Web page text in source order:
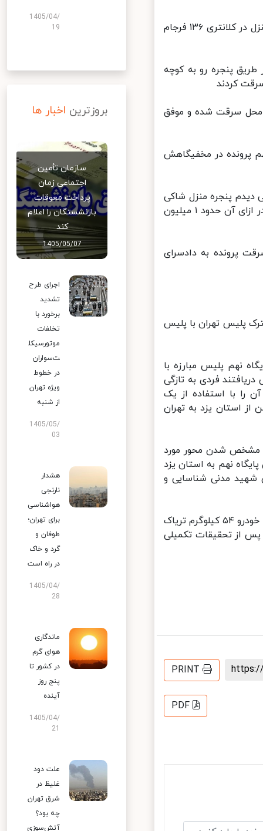
سرهنگ «سعید مجیدی» گفت: دهم مرداد ماه پرونده‌ای با موضوع سرقت منزل در کلانتری ۱۳۶ فرجام
پنجره رو به کوچه
سرقت شده و موفق
پرونده در مخفیگاهش
پنجره منزل شاکی
باز است وارد محل شدم و اموال را سرقت کردم و به چندین نفر فروختم و در ازای آن حدود ۱ میلیون
پرونده به دادسرای
در عملیات مشترک پلیس تهران با پلیس
نهم پلیس مبارزه با
فردی به تازگی
را با استفاده از یک
گذشتن از استان یزد به تهران
مشخص شدن محور مورد
نهم به استان یزد
مدنی شناسایی و
وی با اشاره به اینکه در این رابطه راننده خودرو دستگیر و در بازرسی از داخل خودرو ۵۴ کیلوگرم تریاک
از تحقیقات تکمیلی
PRINT
PDF
1405/04/
19
بروزترین اخبار ها
سازمان تأمین
اجتماعی زمان
پرداخت معوقات
بازنشستگان را اعلام
کند
1405/05/07
اجرای طرح
تشدید
برخورد با
تخلفات
موتورسیکل
ت‌سواران
در خطوط
ویژه تهران
از شنبه
1405/05/
03
هشدار
نارنجی
هواشناسی
برای تهران؛
طوفان و
گرد و خاک
در راه است
1405/04/
28
ماندگاری
هوای گرم
در کشور تا
پنج روز
آینده
1405/04/
علت دود
غلیظ در
شرق تهران
چه بود؟
آتش‌سوزی